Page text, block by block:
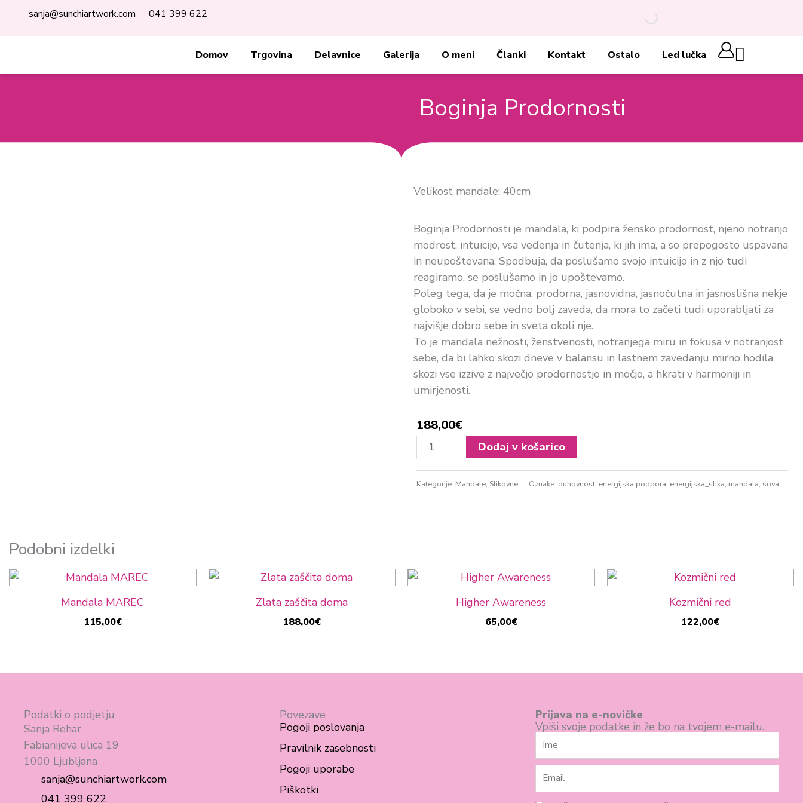
sanja@sunchiartwork.com 041 399 622
Domov Trgovina Delavnice Galerija O meni Članki Kontakt Ostalo Led lučka Cart
Boginja Prodornosti
Velikost mandale: 40cm
Boginja Prodornosti je mandala, ki podpira žensko prodornost, njeno notranjo
modrost, intuicijo, vsa vedenja in čutenja, ki jih ima, a so prepogosto uspavana
in neupoštevana. Spodbuja, da poslušamo svojo intuicijo in z njo tudi
reagiramo, se poslušamo in jo upoštevamo.
Poleg tega, da je močna, prodorna, jasnovidna, jasnočutna in jasnoslišna nekje
globoko v sebi, se vedno bolj zaveda, da mora to začeti tudi uporabljati za
najvišje dobro sebe in sveta okoli nje.
To je mandala nežnosti, ženstvenosti, notranjega miru in fokusa v notranjost
sebe, da bi lahko skozi dneve v balansu in lastnem zavedanju mirno hodila
skozi vse izzive z največjo prodornostjo in močjo, a hkrati v harmoniji in
umirjenosti.
188,00€
Boginja
Prodornosti
Dodaj v košarico
Kategorije: Mandale, Slikovne Oznake: duhovnost, energijska podpora, energijska_slika, mandala, sova
Podobni izdelki
Mandala MAREC
115,00€
Zlata zaščita doma
188,00€
Higher Awareness
65,00€
Kozmični red
122,00€
Podatki o podjetju
Sanja Rehar
Fabianijeva ulica 19
1000 Ljubljana
sanja@sunchiartwork.com
041 399 622
Povezave
Pogoji poslovanja
Pravilnik zasebnosti
Pogoji uporabe
Piškotki
Prijava na e-novičke
Vpiši svoje podatke in že bo na tvojem e-mailu.
Ime
Email